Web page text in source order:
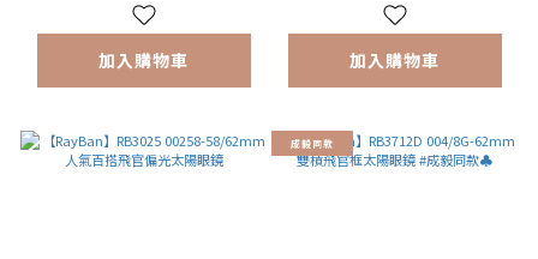
加入購物車 加入購物車
成毅同款